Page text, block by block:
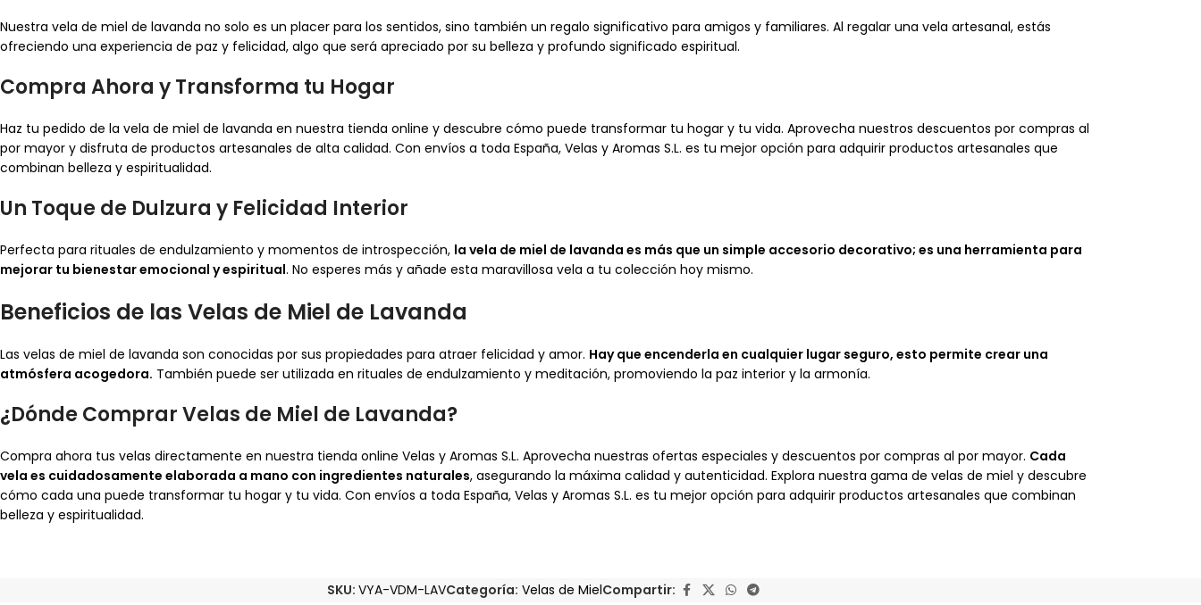
Nuestra vela de miel de lavanda no solo es un placer para los sentidos, sino también un regalo significativo para amigos y familiares. Al regalar una vela artesanal, estás
ofreciendo una experiencia de paz y felicidad, algo que será apreciado por su belleza y profundo significado espiritual.
Compra Ahora y Transforma tu Hogar
Haz tu pedido de la vela de miel de lavanda en nuestra tienda online y descubre cómo puede transformar tu hogar y tu vida. Aprovecha nuestros descuentos por compras al
por mayor y disfruta de productos artesanales de alta calidad. Con envíos a toda España, Velas y Aromas S.L. es tu mejor opción para adquirir productos artesanales que
combinan belleza y espiritualidad.
Un Toque de Dulzura y Felicidad Interior
Perfecta para rituales de endulzamiento y momentos de introspección, la vela de miel de lavanda es más que un simple accesorio decorativo; es una herramienta para
mejorar tu bienestar emocional y espiritual. No esperes más y añade esta maravillosa vela a tu colección hoy mismo.
Beneficios de las Velas de Miel de Lavanda
Las velas de miel de lavanda son conocidas por sus propiedades para atraer felicidad y amor. Hay que encenderla en cualquier lugar seguro, esto permite crear una
atmósfera acogedora. También puede ser utilizada en rituales de endulzamiento y meditación, promoviendo la paz interior y la armonía.
¿Dónde Comprar Velas de Miel de Lavanda?
Compra ahora tus velas directamente en nuestra tienda online Velas y Aromas S.L. Aprovecha nuestras ofertas especiales y descuentos por compras al por mayor. Cada
vela es cuidadosamente elaborada a mano con ingredientes naturales, asegurando la máxima calidad y autenticidad. Explora nuestra gama de velas de miel y descubre
cómo cada una puede transformar tu hogar y tu vida. Con envíos a toda España, Velas y Aromas S.L. es tu mejor opción para adquirir productos artesanales que combinan
belleza y espiritualidad.
SKU: VYA-VDM-LAVCategoría: Velas de MielCompartir: